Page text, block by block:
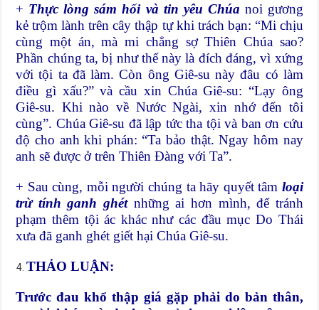
+ Thực lòng sám hối và tin yêu Chúa noi gương
kẻ trộm lành trên cây thập tự khi trách bạn: “Mi chịu
cùng một án, mà mi chẳng sợ Thiên Chúa sao?
Phần chúng ta, bị như thế này là đích đáng, vì xứng
với tội ta đã làm. Còn ông Giê-su này đâu có làm
điều gì xấu?” và cầu xin Chúa Giê-su: “Lạy ông
Giê-su. Khi nào về Nước Ngài, xin nhớ đến tôi
cùng”. Chúa Giê-su đã lập tức tha tội và ban ơn cứu
độ cho anh khi phán: “Ta bảo thật. Ngay hôm nay
anh sẽ được ở trên Thiên Đàng với Ta”.
+ Sau cùng, mỗi người chúng ta hãy quyết tâm loại
trừ tính ganh ghétnhững ai hơn mình, để tránh
phạm thêm tội ác khác như các đầu mục Do Thái
xưa đã ganh ghét giết hại Chúa Giê-su.
THẢO LUẬN:
Trước đau khổ thập giá gặp phải do bản thân,